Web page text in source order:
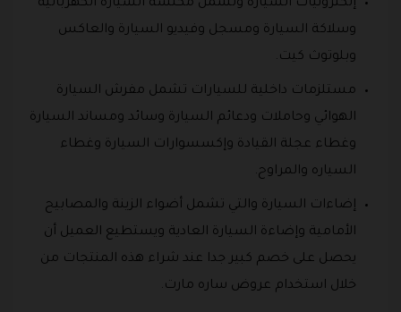
إلكترونيات السيارة وتشمل مكنسة السيارة الكهربائية
وسلاكة السيارة ومسجل وفيديو السيارة والعاكس
وبلوتوث كيت.
مستلزمات داخلية للسيارات تشمل مفرش السيارة
الهوائي وحاملات ودعائم السيارة وسائد ومساند السيارة
وغطاء عجلة القيادة وإكسسوارات السيارة وغطاء
السياره والمراوح.
إضاءات السيارة والتي تشمل أضواء الزينة والمصابيح
الأمامية وإضاءة السيارة العادية ويستطيع العميل أن
يحصل على خصم كبير جدا عند شراء هذه المنتجات من
خلال استخدام عروض ساره مارت.